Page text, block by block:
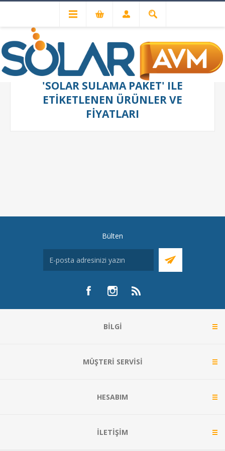
'SOLAR SULAMA PAKET' ILE
ETIKETLENEN ÜRÜNLER VE
FIYATLARI
Bülten
BILGI
MÜŞTERI SERVISI
HESABIM
İLETIŞIM